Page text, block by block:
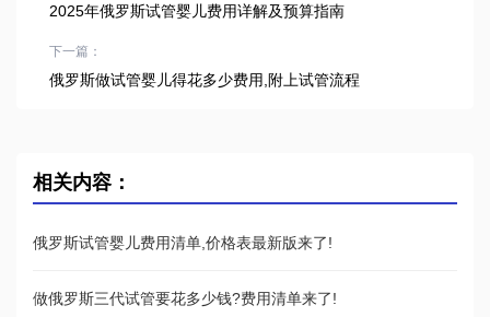
2025年俄罗斯试管婴儿费用详解及预算指南
下一篇：
俄罗斯做试管婴儿得花多少费用,附上试管流程
相关内容：
俄罗斯试管婴儿费用清单,价格表最新版来了!
做俄罗斯三代试管要花多少钱?费用清单来了!